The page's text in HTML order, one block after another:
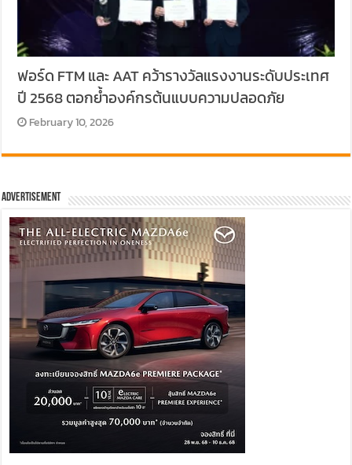
ฟอร์ด FTM และ AAT คว้ารางวัลแรงงานระดับประเทศ
ปี 2568 ตอกย้ำองค์กรต้นแบบความปลอดภัย
February 10, 2026
Advertisement